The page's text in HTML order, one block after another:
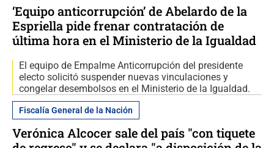
‘Equipo anticorrupción’ de Abelardo de la
Espriella pide frenar contratación de
última hora en el Ministerio de la Igualdad
El equipo de Empalme Anticorrupción del presidente
electo solicitó suspender nuevas vinculaciones y
congelar desembolsos en el Ministerio de la Igualdad.
Fiscalía General de la Nación
Verónica Alcocer sale del país "con tiquete